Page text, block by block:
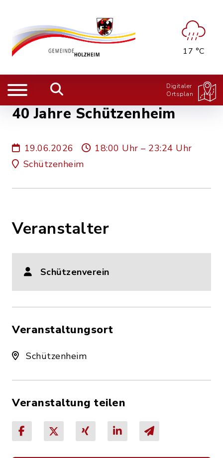
17 °C
Digitaler
Ortsplan
40 Jahre Schützenheim
19.06.2026
18:00 Uhr – 23:24 Uhr
Schützenheim
Veranstalter
Schützenverein
Veranstaltungsort
Schützenheim
Veranstaltung teilen